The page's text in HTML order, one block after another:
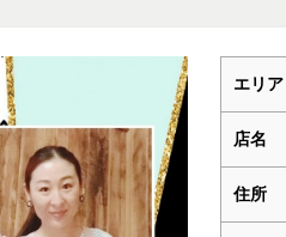
エリア
店名
住所